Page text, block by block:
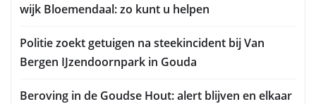
wijk Bloemendaal: zo kunt u helpen
Politie zoekt getuigen na steekincident bij Van
Bergen IJzendoornpark in Gouda
Beroving in de Goudse Hout: alert blijven en elkaar